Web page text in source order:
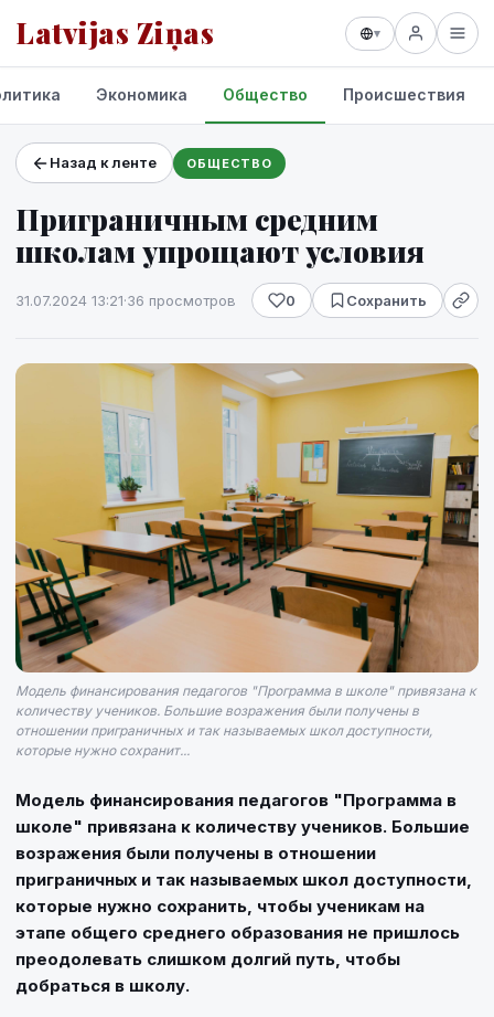
Latvijas Ziņas ▾
Проекты и сервисы
Прогноз погоды
Экономика Общество Происшествия
Назад к ленте ОБЩЕСТВО
Приграничным средним
школам упрощают условия
31.07.2024 13:21·36 просмотров 0 Сохранить
Модель финансирования педагогов "Программа в школе" привязана к
количеству учеников. Большие возражения были получены в
отношении приграничных и так называемых школ доступности,
которые нужно сохранит...
Модель финансирования педагогов "Программа в
школе" привязана к количеству учеников. Большие
возражения были получены в отношении
приграничных и так называемых школ доступности,
которые нужно сохранить, чтобы ученикам на
этапе общего среднего образования не пришлось
преодолевать слишком долгий путь, чтобы
добраться в школу.